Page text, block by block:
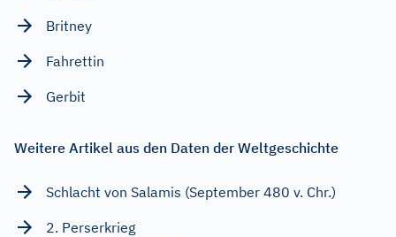
Britney
Fahrettin
Gerbit
Weitere Artikel aus den Daten der Weltgeschichte
Schlacht von Salamis (September 480 v. Chr.)
2. Perserkrieg